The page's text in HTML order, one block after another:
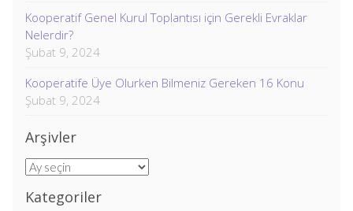
Kooperatif Genel Kurul Toplantısı için Gerekli Evraklar
Nelerdir?
Şubat 9, 2024
Kooperatife Üye Olurken Bilmeniz Gereken 16 Konu
Şubat 9, 2024
Arşivler
Arşivler
Kategoriler